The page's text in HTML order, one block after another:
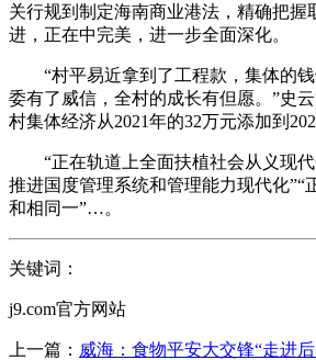
关行规到制定海南商业港法，精确把握
进，正在中完美，进一步全面深化。
“村平易近拿到了工程款，集体的钱
委有了威信，全村的成长有但愿。”史
村集体经济从2021年的32万元添加到
“正在轨道上全面扶植社会从义现代
推进国度管理系统和管理能力现代化”“
和相同一”…。
关键词：
j9.com官方网站
上一篇： 威海：食物平安大交锋“走进